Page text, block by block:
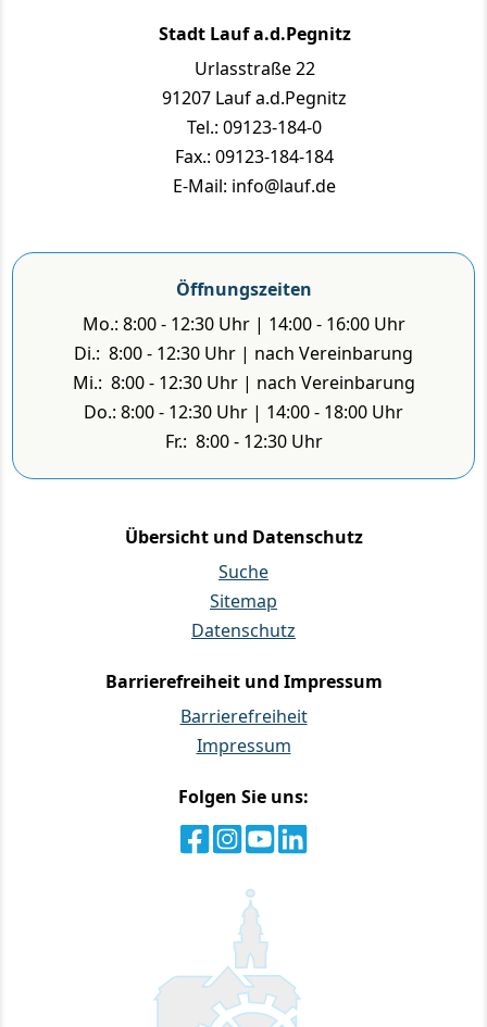
Stadt Lauf a.d.Pegnitz
Urlasstraße 22
91207 Lauf a.d.Pegnitz
Tel.: 09123-184-0
Fax.: 09123-184-184
E-Mail: info@lauf.de
Öffnungszeiten
Mo.: 8:00 - 12:30 Uhr | 14:00 - 16:00 Uhr
Di.: 8:00 - 12:30 Uhr | nach Vereinbarung
Mi.: 8:00 - 12:30 Uhr | nach Vereinbarung
Do.: 8:00 - 12:30 Uhr | 14:00 - 18:00 Uhr
Fr.: 8:00 - 12:30 Uhr
Übersicht und Datenschutz
Suche
Sitemap
Datenschutz
Barrierefreiheit und Impressum
Barrierefreiheit
Impressum
Folgen Sie uns: